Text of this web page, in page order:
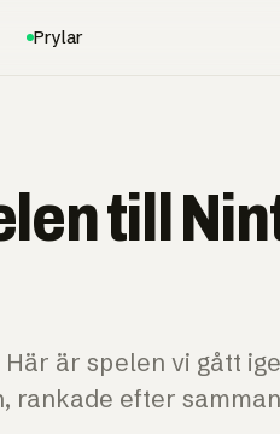
Prylar
till
är spelen vi gått
rankade efter